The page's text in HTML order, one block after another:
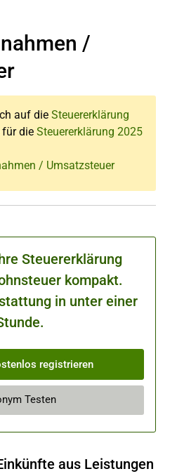
/
auf die Steuererklärung
für die Steuererklärung 2025
/ Umsatzsteuer
Steuererklärung
kompakt.
in unter einer
registrieren
Testen
aus Leistungen